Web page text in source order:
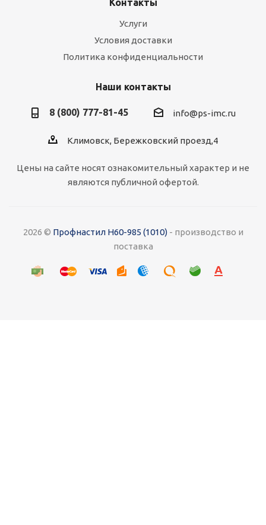
Контакты
Услуги
Условия доставки
Политика конфиденциальности
Наши контакты
8 (800) 777-81-45 info@ps-imc.ru
Климовск, Бережковский проезд,4
Цены на сайте носят ознакомительный характер и не
являются публичной офертой.
2026 © Профнастил Н60-985 (1010)- производство и
поставка